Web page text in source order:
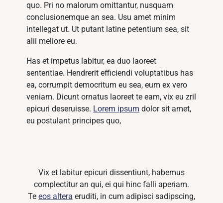
quo. Pri no malorum omittantur, nusquam
conclusionemque an sea. Usu amet minim
intellegat ut. Ut putant latine petentium sea, sit
alii meliore eu.
Has et impetus labitur, ea duo laoreet
sententiae. Hendrerit efficiendi voluptatibus has
ea, corrumpit democritum eu sea, eum ex vero
veniam. Dicunt ornatus laoreet te eam, vix eu zril
epicuri deseruisse. Lorem ipsum dolor sit amet,
eu postulant principes quo,
Vix et labitur epicuri dissentiunt, habemus
complectitur an qui, ei qui hinc falli aperiam.
Te eos altera eruditi, in cum adipisci sadipscing,